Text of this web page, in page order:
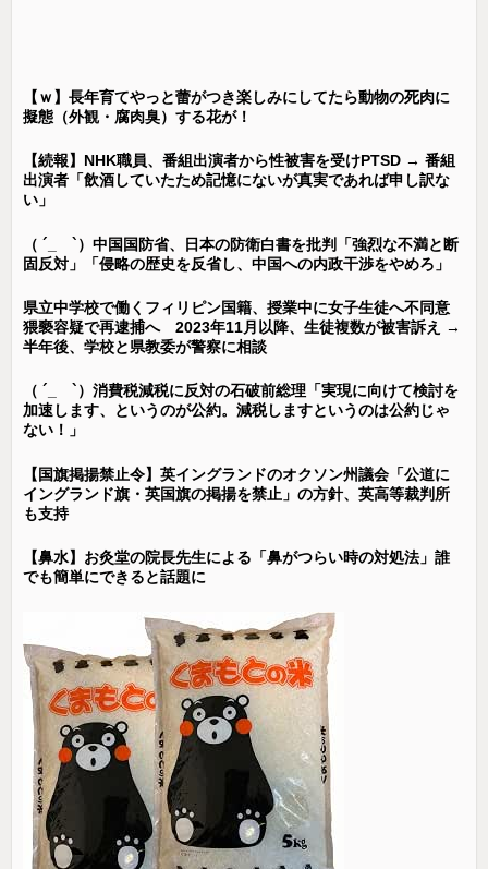
【ｗ】長年育てやっと蕾がつき楽しみにしてたら動物の死肉に
擬態（外観・腐肉臭）する花が！
【続報】NHK職員、番組出演者から性被害を受けPTSD → 番組
出演者「飲酒していたため記憶にないが真実であれば申し訳な
い」
（ ´_ゝ`）中国国防省、日本の防衛白書を批判「強烈な不満と断
固反対」「侵略の歴史を反省し、中国への内政干渉をやめろ」
県立中学校で働くフィリピン国籍、授業中に女子生徒へ不同意
猥褻容疑で再逮捕へ 2023年11月以降、生徒複数が被害訴え →
半年後、学校と県教委が警察に相談
（ ´_ゝ`）消費税減税に反対の石破前総理「実現に向けて検討を
加速します、というのが公約。減税しますというのは公約じゃ
ない！」
【国旗掲揚禁止令】英イングランドのオクソン州議会「公道に
イングランド旗・英国旗の掲揚を禁止」の方針、英高等裁判所
も支持
【鼻水】お灸堂の院長先生による「鼻がつらい時の対処法」誰
でも簡単にできると話題に